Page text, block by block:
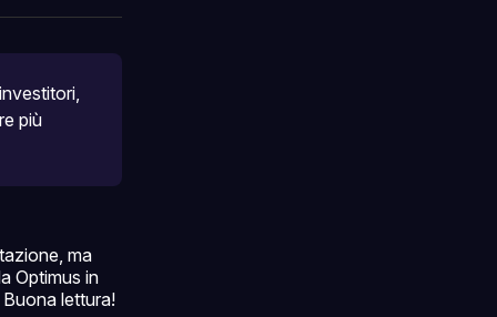
LinkedInWhatsApp
email
ma
Optimus in
lettura!